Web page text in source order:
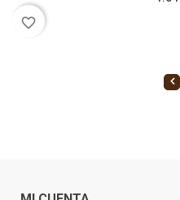
favorite_border